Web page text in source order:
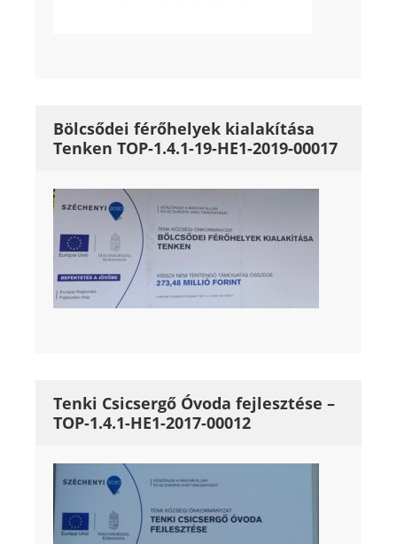
Bölcsődei férőhelyek kialakítása
Tenken TOP-1.4.1-19-HE1-2019-00017
Tenki Csicsergő Óvoda fejlesztése –
TOP-1.4.1-HE1-2017-00012